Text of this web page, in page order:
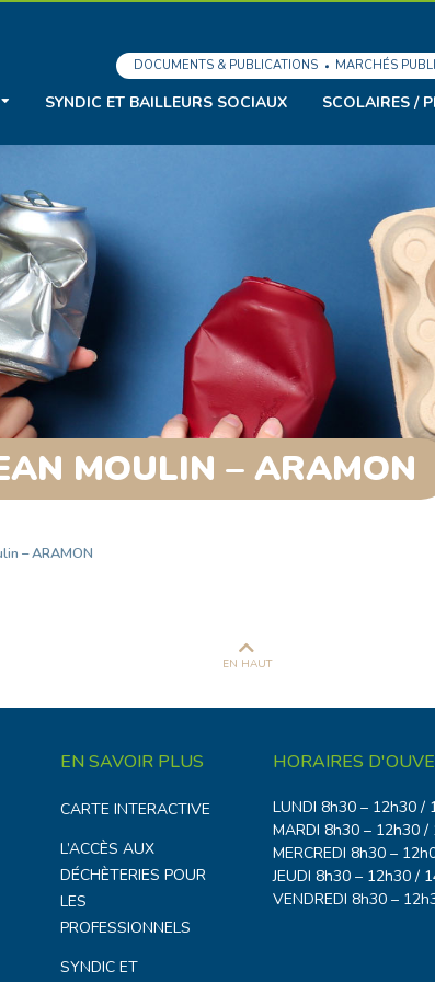
DOCUMENTS & PUBLICATIONS MARCHÉS
SYNDIC ET BAILLEURS SOCIAUX SCOLAIRES /
MOULIN – ARAMON
– ARAMON
EN HAUT
EN SAVOIR PLUS
CARTE INTERACTIVE
L’ACCÈS AUX
DÉCHÈTERIES POUR
LES
PROFESSIONNELS
SYNDIC ET
HORAIRES
LUNDI 8h30 – 12h30 /
MARDI 8h30 – 12h30
MERCREDI 8h30 –
JEUDI 8h30 – 12h30 /
VENDREDI 8h30 –